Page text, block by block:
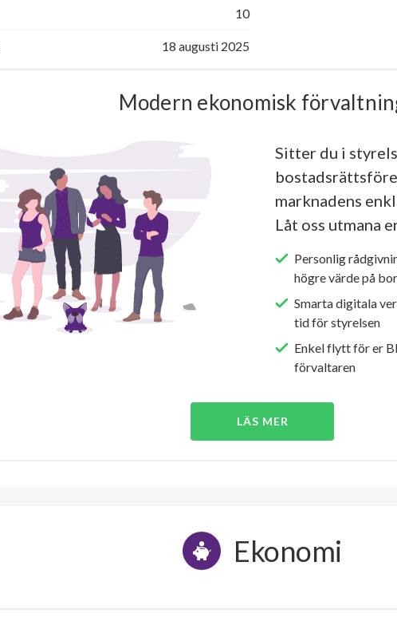
10
18 augusti 2025
Modern ekonomisk
Sitter du i
marknadens
Låt oss utmana
Personlig
högre värde på
Smarta digitala
tid för styrelsen
Enkel flytt för er
förvaltaren
LÄS MER
Ekonomi